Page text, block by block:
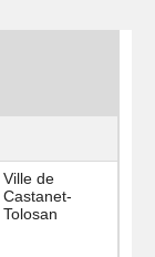
Ville de
Castanet-
Tolosan